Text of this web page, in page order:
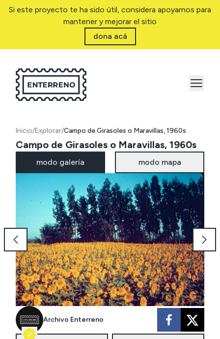
Si este proyecto te ha sido útil, considera apoyarnos para
mantener y mejorar el sitio
dona acá
Inicio/Explorar/Campo de Girasoles o Maravillas, 1960s
Campo de Girasoles o Maravillas, 1960s
modo galería modo mapa
Archivo Enterreno